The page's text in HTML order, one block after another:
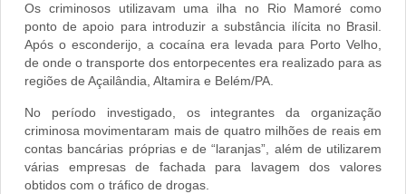
Os criminosos utilizavam uma ilha no Rio Mamoré como
ponto de apoio para introduzir a substância ilícita no Brasil.
Após o esconderijo, a cocaína era levada para Porto Velho,
de onde o transporte dos entorpecentes era realizado para as
regiões de Açailândia, Altamira e Belém/PA.
No período investigado, os integrantes da organização
criminosa movimentaram mais de quatro milhões de reais em
contas bancárias próprias e de “laranjas”, além de utilizarem
várias empresas de fachada para lavagem dos valores
obtidos com o tráfico de drogas.